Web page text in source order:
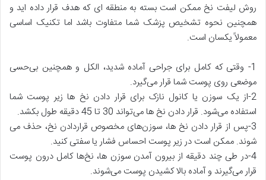
روش لیفت نخ ممکن است بسته به منطقه ای که هدف قرار داده اید و
همچنین نحوه تشخیص پزشک شما متفاوت باشد اما تکنیک اساسی
معمولاً یکسان است.
1- وقتی که کامل برای جراحی آماده شدید، الکل و همچنین بی‌حسی
موضعی روی پوست شما قرار می‌گیرد.
2-از یک سوزن یا کانول نازک برای قرار دادن نخ ها زیر پوست شما
استفاده می‌شود. قرار دادن نخ ها می‌تواند 30 تا 45 دقیقه طول بکشد.
3-پس از قرار دادن نخ ها، سوزن‌های مخصوص قراردادن نخ، حذف می
شوند. ممکن است در زیر پوست احساس فشار یا سفتی کنید.
4-در طی چند دقیقه از بیرون آمدن سوزن ها، نخ‌ها کامل درون پوست
قرار می‌گیرند و آماده بالا کشیدن پوست می‌شوند.